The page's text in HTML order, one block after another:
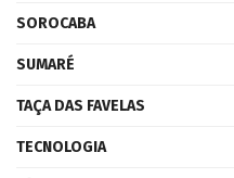
SOROCABA
SUMARÉ
TAÇA DAS FAVELAS
TECNOLOGIA